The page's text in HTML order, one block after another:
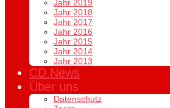
Jahr 2019
Jahr 2018
Jahr 2017
Jahr 2016
Jahr 2015
Jahr 2014
Jahr 2013
CD News
Über uns
Datenschutz